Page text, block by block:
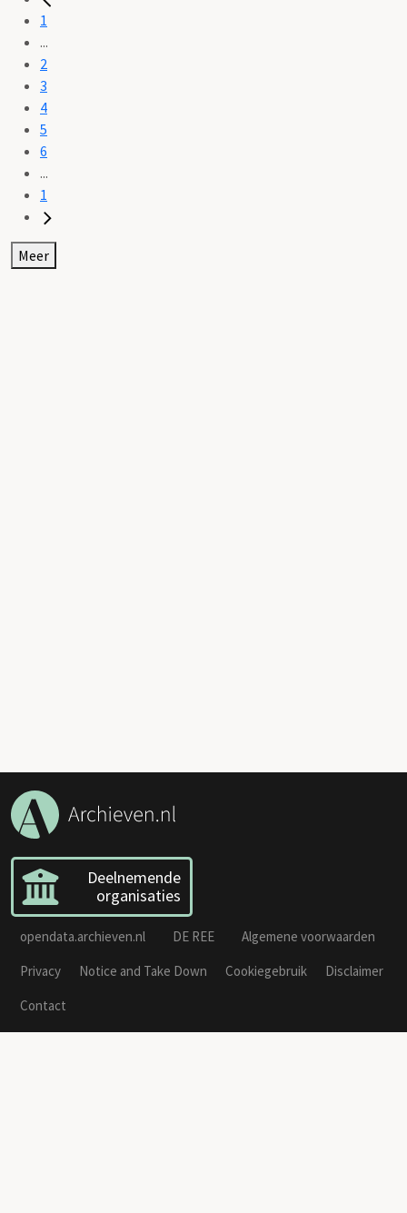
1
...
2
3
4
5
6
...
1
Meer
Deelnemende
organisaties
opendata.archieven.nl DE REE
Algemene voorwaarden
Privacy
Notice and Take Down Cookiegebruik
Disclaimer
Contact